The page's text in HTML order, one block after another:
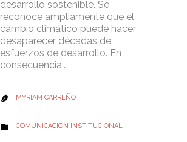
desarrollo sostenible. Se
reconoce ampliamente que el
cambio climático puede hacer
desaparecer décadas de
esfuerzos de desarrollo. En
consecuencia,…
 MYRIAM CARREÑO
 CATEGORY
COMUNICACIÓN INSTITUCIONAL